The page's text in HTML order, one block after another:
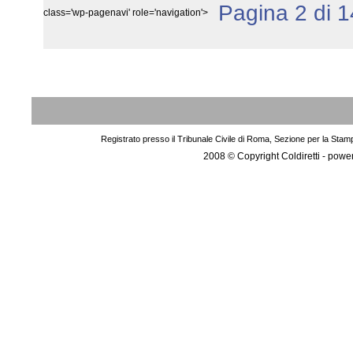
class='wp-pagenavi' role='navigation'> Pagina 2 di
Registrato presso il Tribunale Civile di Roma, Sezione per la
2008 © Copyright Coldiretti -